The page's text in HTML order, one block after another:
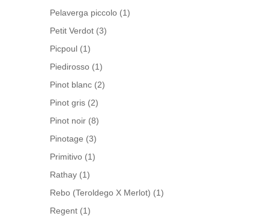
Pelaverga piccolo (1)
Petit Verdot (3)
Picpoul (1)
Piedirosso (1)
Pinot blanc (2)
Pinot gris (2)
Pinot noir (8)
Pinotage (3)
Primitivo (1)
Rathay (1)
Rebo (Teroldego X Merlot) (1)
Regent (1)